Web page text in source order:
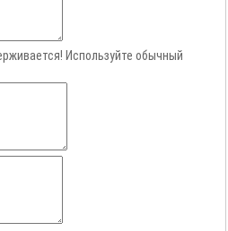
Используйте обычный